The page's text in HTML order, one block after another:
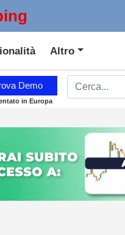
Altro
Demo
in Europa